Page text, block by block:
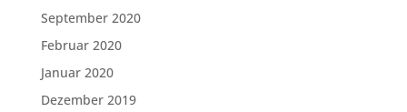
September 2020
Februar 2020
Januar 2020
Dezember 2019